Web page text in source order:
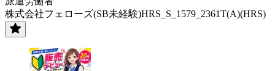
株式会社フェローズ(SB未経験)HRS_S_1579_2361T(A)(HRS)